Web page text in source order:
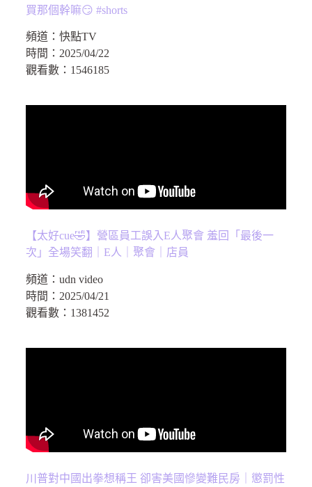
買那個幹嘛😏 #shorts
頻道： 快點TV
時間： 2025/04/22
觀看數： 1546185
【太好cue🤣】營區員工誤入E人聚會 羞回「最後一
次」全場笑翻｜E人｜聚會｜店員
頻道： udn video
時間： 2025/04/21
觀看數： 1381452
川普對中國出拳想稱王 卻害美國慘變難民房｜懲罰性